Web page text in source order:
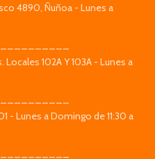
4890, Ñuñoa - Lunes a
102A Y 103A - Lunes a
- Lunes a Domingo de 11:30 a